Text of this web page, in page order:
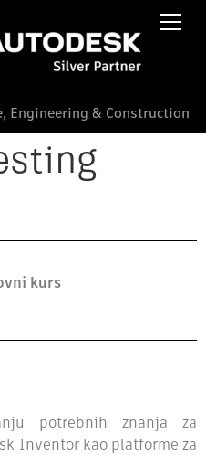
Engineering & Construction
kurs
potrebnih znanja za
Inventor kao platforme za